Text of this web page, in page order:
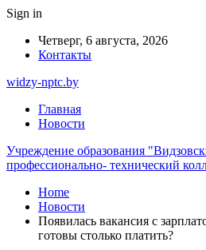
Sign in
Четверг, 6 августа, 2026
Контакты
widzy-nptc.by
Главная
Новости
Учреждение образования
профессионально- технический
Home
Новости
Появилась вакансия с
готовы столько платить?